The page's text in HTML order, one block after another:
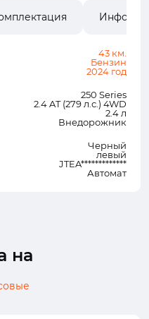
43 км.
Бензин
2024 год
250 Series
2.4 AT (279 л.с.) 4WD
2.4 л
Внедорожник
Черный
левый
JTEA*************
Автомат
на